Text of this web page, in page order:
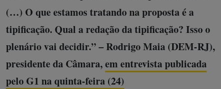
(…) O que estamos tratando na proposta é a
tipificação. Qual a redação da tipificação? Isso o
plenário vai decidir.” – Rodrigo Maia (DEM-RJ),
presidente da Câmara,em entrevista publicada
pelo G1 na quinta-feira (24)